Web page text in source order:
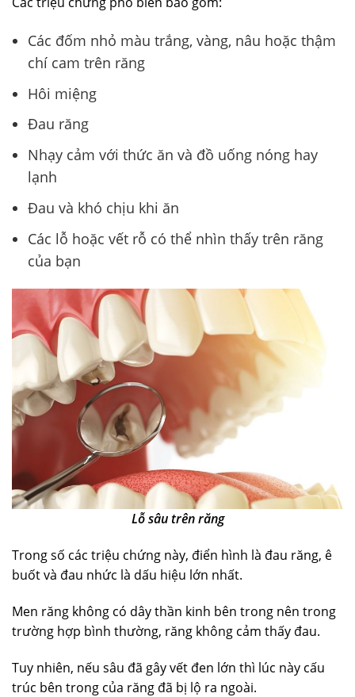
Các đốm nhỏ màu trắng, vàng, nâu hoặc thậm
chí cam trên răng
Hôi miệng
Đau răng
Nhạy cảm với thức ăn và đồ uống nóng hay
lạnh
Đau và khó chịu khi ăn
Các lỗ hoặc vết rỗ có thể nhìn thấy trên răng
của bạn
Lỗ sâu trên răng
Trong số các triệu chứng này, điển hình là đau răng, ê
buốt và đau nhức là dấu hiệu lớn nhất.
Men răng không có dây thần kinh bên trong nên trong
trường hợp bình thường, răng không cảm thấy đau.
Tuy nhiên, nếu sâu đã gây vết đen lớn thì lúc này cấu
trúc bên trong của răng đã bị lộ ra ngoài.